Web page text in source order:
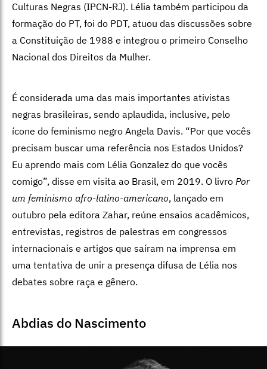
Culturas Negras (IPCN-RJ). Lélia também participou da
formação do PT, foi do PDT, atuou das discussões sobre
a Constituição de 1988 e integrou o primeiro Conselho
Nacional dos Direitos da Mulher.
É considerada uma das mais importantes ativistas
negras brasileiras, sendo aplaudida, inclusive, pelo
ícone do feminismo negro Angela Davis. “Por que vocês
precisam buscar uma referência nos Estados Unidos?
Eu aprendo mais com Lélia Gonzalez do que vocês
comigo”, disse em visita ao Brasil, em 2019. O livro Por
um feminismo afro-latino-americano, lançado em
outubro pela editora Zahar, reúne ensaios acadêmicos,
entrevistas, registros de palestras em congressos
internacionais e artigos que saíram na imprensa em
uma tentativa de unir a presença difusa de Lélia nos
debates sobre raça e gênero.
Abdias do Nascimento